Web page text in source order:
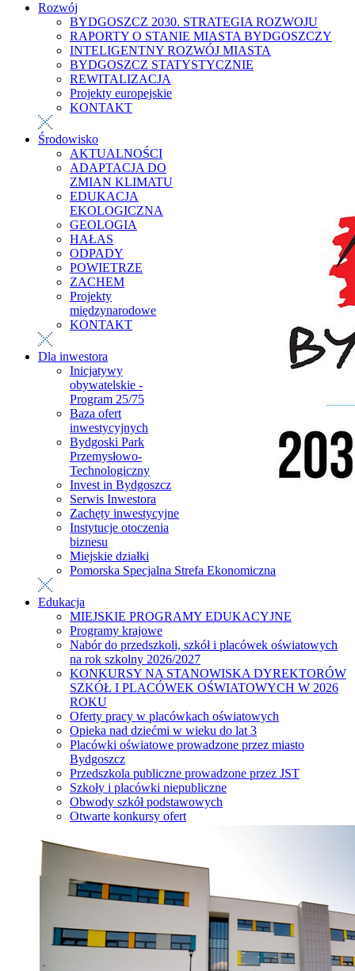
Rozwój
BYDGOSZCZ 2030. STRATEGIA ROZWOJU
RAPORTY O STANIE MIASTA BYDGOSZCZY
INTELIGENTNY ROZWÓJ MIASTA
BYDGOSZCZ STATYSTYCZNIE
REWITALIZACJA
Projekty europejskie
KONTAKT
Środowisko
AKTUALNOŚCI
ADAPTACJA DO
ZMIAN KLIMATU
EDUKACJA
EKOLOGICZNA
GEOLOGIA
HAŁAS
ODPADY
POWIETRZE
ZACHEM
Projekty
międzynarodowe
KONTAKT
Dla inwestora
Inicjatywy
obywatelskie -
Program 25/75
Baza ofert
inwestycyjnych
Bydgoski Park
Przemysłowo-
Technologiczny
Invest in Bydgoszcz
Serwis Inwestora
Zachęty inwestycyjne
Instytucje otoczenia
biznesu
Miejskie działki
Pomorska Specjalna Strefa Ekonomiczna
Edukacja
MIEJSKIE PROGRAMY EDUKACYJNE
Programy krajowe
Nabór do przedszkoli, szkół i placówek oświatowych
na rok szkolny 2026/2027
KONKURSY NA STANOWISKA DYREKTORÓW
SZKÓŁ I PLACÓWEK OŚWIATOWYCH W 2026
ROKU
Oferty pracy w placówkach oświatowych
Opieka nad dziećmi w wieku do lat 3
Placówki oświatowe prowadzone przez miasto
Bydgoszcz
Przedszkola publiczne prowadzone przez JST
Szkoły i placówki niepubliczne
Obwody szkół podstawowych
Otwarte konkursy ofert